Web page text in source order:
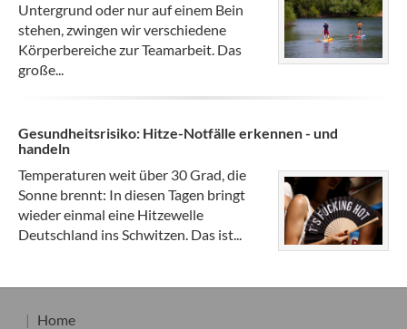
Untergrund oder nur auf einem Bein
stehen, zwingen wir verschiedene
Körperbereiche zur Teamarbeit. Das
große...
Gesundheitsrisiko: Hitze-Notfälle erkennen - und
handeln
Temperaturen weit über 30 Grad, die
Sonne brennt: In diesen Tagen bringt
wieder einmal eine Hitzewelle
Deutschland ins Schwitzen. Das ist...
Home